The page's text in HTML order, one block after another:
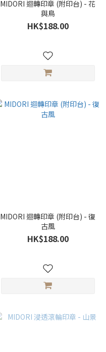
MIDORI 迴轉印章 (附印台) - 花
與鳥
HK$188.00
MIDORI 迴轉印章 (附印台) - 復
古風
HK$188.00